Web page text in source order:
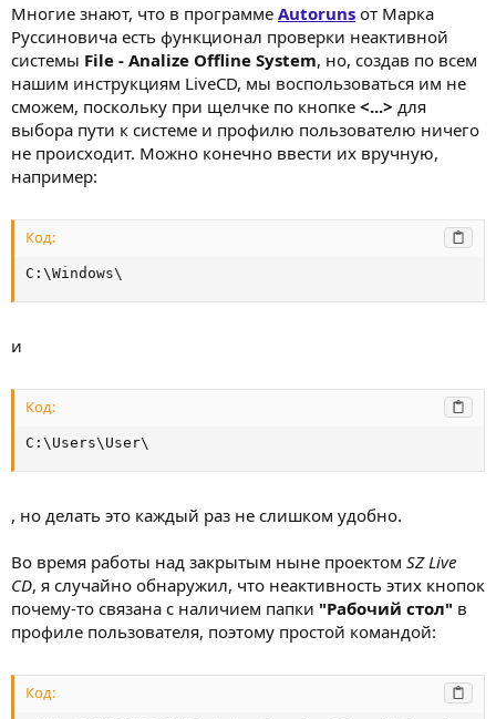
Многие знают, что в программе Autoruns от Марка
Руссиновича есть функционал проверки неактивной
системы File - Analize Offline System, но, создав по всем
нашим инструкциям LiveCD, мы воспользоваться им не
сможем, поскольку при щелчке по кнопке <...> для
выбора пути к системе и профилю пользователю ничего
не происходит. Можно конечно ввести их вручную,
например:
Код:
C:\Windows\
и
Код:
C:\Users\User\
, но делать это каждый раз не слишком удобно.
Во время работы над закрытым ныне проектом SZ Live
CD, я случайно обнаружил, что неактивность этих кнопок
почему-то связана с наличием папки "Рабочий стол" в
профиле пользователя, поэтому простой командой:
Код: